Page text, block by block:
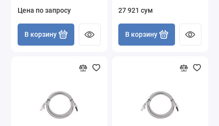
Цена по запросу
В корзину
27 921 сум
В корзину